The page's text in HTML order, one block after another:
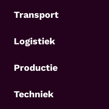
Transport
Logistiek
Productie
Techniek